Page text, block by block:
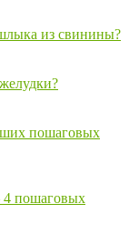
из свинины?
пошаговых
пошаговых